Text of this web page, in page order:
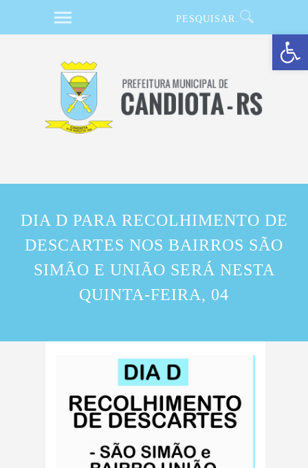
Barra de Ferramentas Aberta
DIA D PARA RECOLHIMENTO DE
DESCARTES NOS BAIRROS SÃO
SIMÃO E UNIÃO SERÁ NESTA
QUINTA-FEIRA, 04